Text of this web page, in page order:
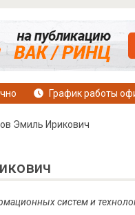
График работы
Эмиль Ирикович
систем и